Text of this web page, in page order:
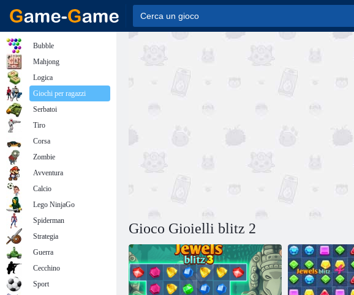
Gioco Gioielli blitz 2
Bubble
Mahjong
Logica
Giochi per ragazzi
Serbatoi
Tiro
Corsa
Zombie
Avventura
Calcio
Lego NinjaGo
Spiderman
Strategia
Guerra
Cecchino
Sport